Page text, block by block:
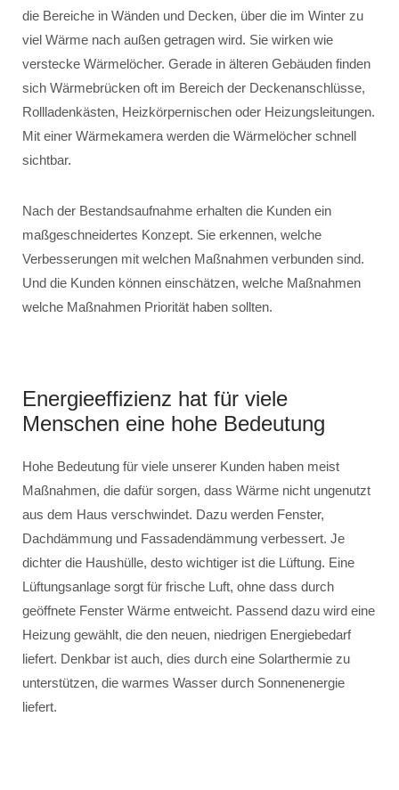
die Bereiche in Wänden und Decken, über die im Winter zu
viel Wärme nach außen getragen wird. Sie wirken wie
verstecke Wärmelöcher. Gerade in älteren Gebäuden finden
sich Wärmebrücken oft im Bereich der Deckenanschlüsse,
Rollladenkästen, Heizkörpernischen oder Heizungsleitungen.
Mit einer Wärmekamera werden die Wärmelöcher schnell
sichtbar.
Nach der Bestandsaufnahme erhalten die Kunden ein
maßgeschneidertes Konzept. Sie erkennen, welche
Verbesserungen mit welchen Maßnahmen verbunden sind.
Und die Kunden können einschätzen, welche Maßnahmen
welche Maßnahmen Priorität haben sollten.
Energieeffizienz hat für viele
Menschen eine hohe Bedeutung
Hohe Bedeutung für viele unserer Kunden haben meist
Maßnahmen, die dafür sorgen, dass Wärme nicht ungenutzt
aus dem Haus verschwindet. Dazu werden Fenster,
Dachdämmung und Fassadendämmung verbessert. Je
dichter die Haushülle, desto wichtiger ist die Lüftung. Eine
Lüftungsanlage sorgt für frische Luft, ohne dass durch
geöffnete Fenster Wärme entweicht. Passend dazu wird eine
Heizung gewählt, die den neuen, niedrigen Energiebedarf
liefert. Denkbar ist auch, dies durch eine Solarthermie zu
unterstützen, die warmes Wasser durch Sonnenenergie
liefert.